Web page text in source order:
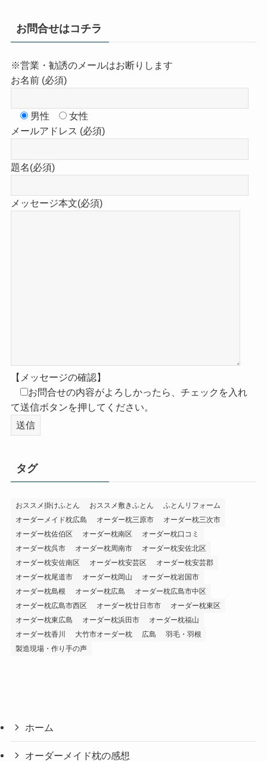
お問合せはコチラ
※営業・勧誘のメールはお断りします
お名前 (必須)
男性
女性
メールアドレス (必須)
題名(必須)
メッセージ本文(必須)
【メッセージの確認】
お問合せの内容がよろしかったら、チェックを入れ
て送信ボタンを押してください。
タグ
おススメ掛けふとん おススメ敷きふとん
ふとんリフォーム
オーダーメイド枕広島
オーダー枕三原市
オーダー枕三次市
オーダー枕佐伯区
オーダー枕南区
オーダー枕口コミ
オーダー枕呉市
オーダー枕周南市
オーダー枕安佐北区
オーダー枕安佐南区
オーダー枕安芸区
オーダー枕安芸郡
オーダー枕尾道市
オーダー枕岡山
オーダー枕岩国市
オーダー枕島根
オーダー枕広島
オーダー枕広島市中区
オーダー枕広島市西区
オーダー枕廿日市市
オーダー枕東区
オーダー枕東広島
オーダー枕浜田市
オーダー枕福山
オーダー枕香川
大竹市オーダー枕 広島
羽毛・羽根
製造現場・作り手の声
ホーム
オーダーメイド枕の感想